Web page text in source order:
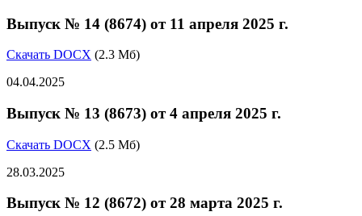
Выпуск № 14 (8674) от 11 апреля 2025 г.
Скачать DOCX (2.3 Мб)
04.04.2025
Выпуск № 13 (8673) от 4 апреля 2025 г.
Скачать DOCX (2.5 Мб)
28.03.2025
Выпуск № 12 (8672) от 28 марта 2025 г.